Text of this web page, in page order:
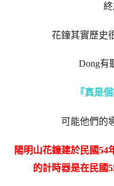
花鐘其實歷史
Dong有
『真是
可能他們的
陽明山花鐘建於民國54
的計時器是在民國